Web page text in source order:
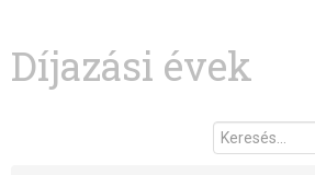
Díjazási évek